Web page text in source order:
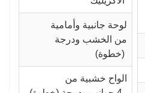
لوحة جانبية وأمامية
من الخشب ودرجة
الواح خشبية من